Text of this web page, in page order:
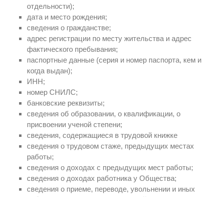
отдельности);
дата и место рождения;
сведения о гражданстве;
адрес регистрации по месту жительства и адрес
фактического пребывания;
паспортные данные (серия и номер паспорта, кем и
когда выдан);
ИНН;
номер СНИЛС;
банковские реквизиты;
сведения об образовании, о квалификации, о
присвоении ученой степени;
сведения, содержащиеся в трудовой книжке
сведения о трудовом стаже, предыдущих местах
работы;
сведения о доходах с предыдущих мест работы;
сведения о доходах работника у Общества;
сведения о приеме, переводе, увольнении и иных